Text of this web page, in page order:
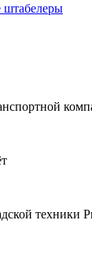
техники